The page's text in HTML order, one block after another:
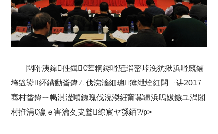
闆嗗洟鍏徃鍓€荤粡鐞嗗瓩缁嶅垰浼犺揪浜嗗競鏀
垮簻鍙紑鐨勫畨鍏ㄥ伐浣滀細璁簿绁烇紝閮ㄧ讲2017
骞村畨鍏ㄧ幆淇濋噸鐐瑰伐浣滐紝甯冪疆浜嗚妭鏃ユ湡闂
村拰涓€瀛ｅ害瀹夊叏鐜繚宸ヤ綔銆?/p>